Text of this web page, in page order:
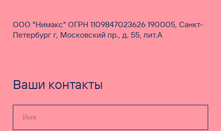
ООО "Нимакс" ОГРН 1109847023626 190005, Санкт-
Петербург г, Московский пр., д. 55, лит.А
Ваши контакты